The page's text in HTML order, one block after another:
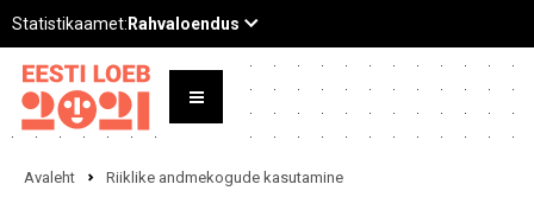
Avaleht Riiklike andmekogude kasutamine